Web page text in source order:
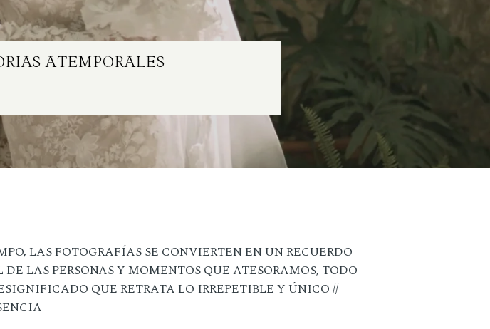
ATEMPORALES
LAS FOTOGRAFÍAS SE CONVIERTEN EN UN RECUERDO
LAS PERSONAS Y MOMENTOS QUE ATESORAMOS, TODO
QUE RETRATA LO IRREPETIBLE Y ÚNICO //